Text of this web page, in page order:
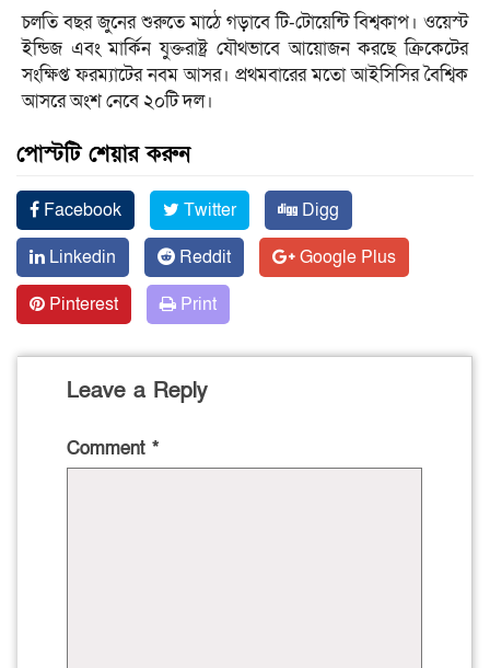
চলতি বছর জুনের শুরুতে মাঠে গড়াবে টি-টোয়েন্টি বিশ্বকাপ। ওয়েস্ট
ইন্ডিজ এবং মার্কিন যুক্তরাষ্ট্র যৌথভাবে আয়োজন করছে ক্রিকেটের
সংক্ষিপ্ত ফরম্যাটের নবম আসর। প্রথমবারের মতো আইসিসির বৈশ্বিক
আসরে অংশ নেবে ২০টি দল।
পোস্টটি শেয়ার করুন
Facebook Twitter
Digg
Linkedin
Reddit
Google Plus
Pinterest
Print
Leave a Reply
Comment *